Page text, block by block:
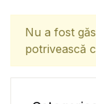
Nu a fost
potrivească